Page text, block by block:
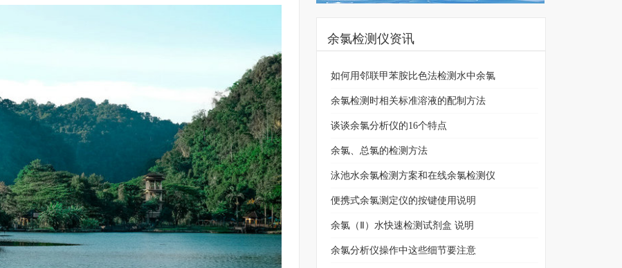
余氯检测仪资讯
如何用邻联甲苯胺比色法检测水中余氯
余氯检测时相关标准溶液的配制方法
谈谈余氯分析仪的16个特点
余氯、总氯的检测方法
泳池水余氯检测方案和在线余氯检测仪
便携式余氯测定仪的按键使用说明
余氯（Ⅱ）水快速检测试剂盒 说明
余氯分析仪操作中这些细节要注意